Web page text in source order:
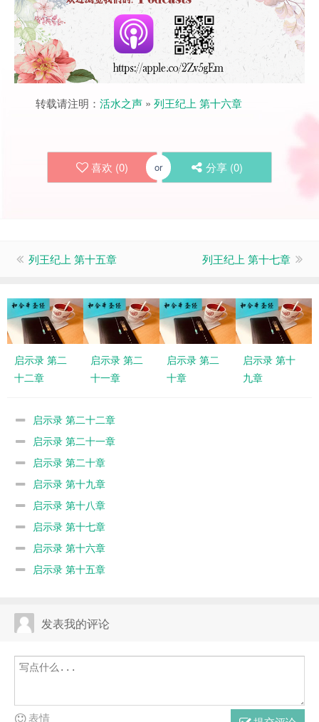
转载请注明： 活水之声 » 列王纪上 第十六章
喜欢 (0) or 分享 (0)
列王纪上 第十五章 列王纪上 第十七章
启示录 第二
十二章
启示录 第二
十一章
启示录 第二
十章
启示录 第十
九章
启示录 第二十二章
启示录 第二十一章
启示录 第二十章
启示录 第十九章
启示录 第十八章
启示录 第十七章
启示录 第十六章
启示录 第十五章
发表我的评论
表情